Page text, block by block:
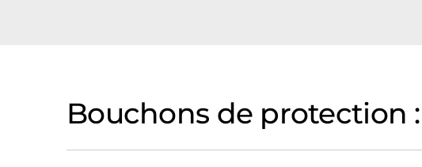
Bouchons de protection